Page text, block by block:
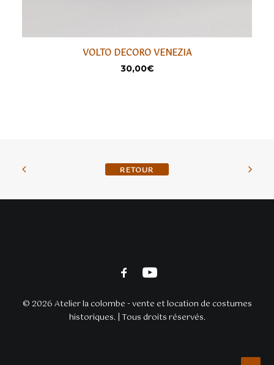
VOLTO DECORO VENEZIA
30,00€
BACK TO SHOP
© 2026 Atelier la colombe - vente et location de costumes
historiques. | Tous droits réservés.